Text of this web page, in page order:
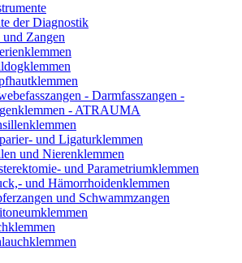
der Diagnostik
Zangen
- Darmfasszangen -
- ATRAUMA
und Ligaturklemmen
und Nierenklemmen
und Parametriumklemmen
und Hämorrhoidenklemmen
und Schwammzangen